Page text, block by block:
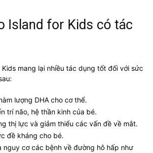
Island for Kids có tác
Kids mang lại nhiều tác dụng tốt đối với sức
lượng DHA cho cơ thể.
trí não, hệ thần kinh của bé.
thị lực và giảm thiểu các vấn đề về mắt.
đề kháng cho bé.
nguy cơ các bệnh về đường hô hấp như